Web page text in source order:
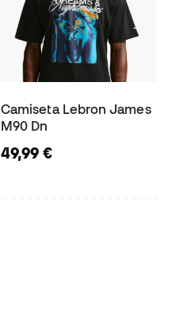
Camiseta Lebron James
M90 Dn
49,99 €